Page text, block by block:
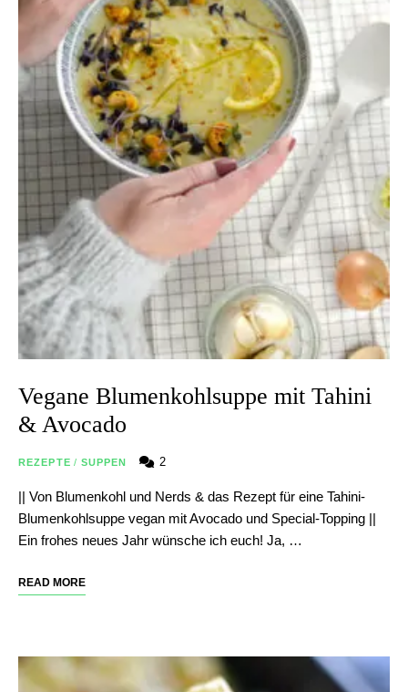
Vegane Blumenkohlsuppe mit Tahini
& Avocado
REZEPTE / SUPPEN 2
|| Von Blumenkohl und Nerds & das Rezept für eine Tahini-
Blumenkohlsuppe vegan mit Avocado und Special-Topping ||
Ein frohes neues Jahr wünsche ich euch! Ja, …
READ MORE